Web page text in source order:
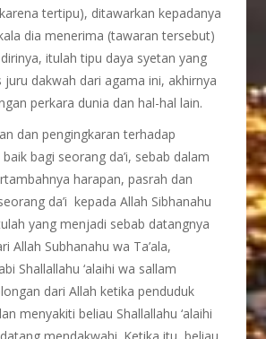
tertipu), ditawarkan kepadanya
dia menerima (tawaran tersebut)
itulah tipu daya syetan yang
dakwah dari agama ini, akhirnya
perkara dunia dan hal-hal lain.
dan pengingkaran terhadap
bagi seorang da’i, sebab dalam
harapan, pasrah dan
da’i kepada Allah Sibhanahu
yang menjadi sebab datangnya
Allah Subhanahu wa Ta’ala,
Shallallahu ‘alaihi wa sallam
dari Allah ketika penduduk
menyakiti beliau Shallallahu ‘alaihi